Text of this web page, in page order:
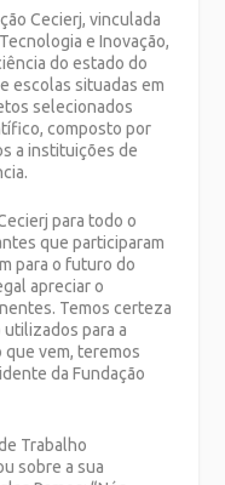
Cecierj, vinculada
e Inovação,
do estado do
escolas situadas em
selecionados
composto por
a instituições de
para todo o
que participaram
para o futuro do
apreciar o
Temos certeza
para a
que vem, teremos
da Fundação
Trabalho
sobre a sua